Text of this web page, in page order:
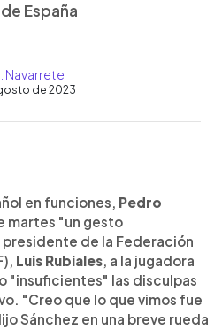
España
Navarrete
de 2023
en funciones, Pedro
martes "un gesto
de la Federación
Luis Rubiales, a la jugadora
"insuficientes" las disculpas
"Creo que lo que vimos fue
Sánchez en una breve rueda